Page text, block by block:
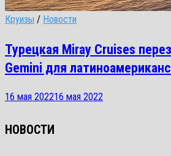
Круизы / Новости
Турецкая Miray Cruises
Gemini для
16 мая 202216 мая 2022
НОВОСТИ